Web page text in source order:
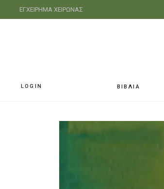
ΕΓΧΕΙΡΗΜΑ ΧΕΙΡΩΝΑΣ
LOGIN ΒΙΒΛΙΑ